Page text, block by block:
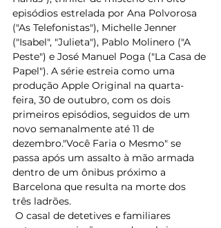
episódios estrelada por Ana Polvorosa
("As Telefonistas"), Michelle Jenner
("Isabel", "Julieta"), Pablo Molinero ("A
Peste") e José Manuel Poga ("La Casa de
Papel"). A série estreia como uma
produção Apple Original na quarta-
feira, 30 de outubro, com os dois
primeiros episódios, seguidos de um
novo semanalmente até 11 de
dezembro."Você Faria o Mesmo" se
passa após um assalto à mão armada
dentro de um ônibus próximo a
Barcelona que resulta na morte dos
três ladrões.